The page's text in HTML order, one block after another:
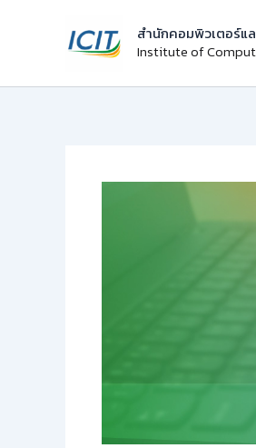
สำนักคอมพิวเตอร์แ
Institute of